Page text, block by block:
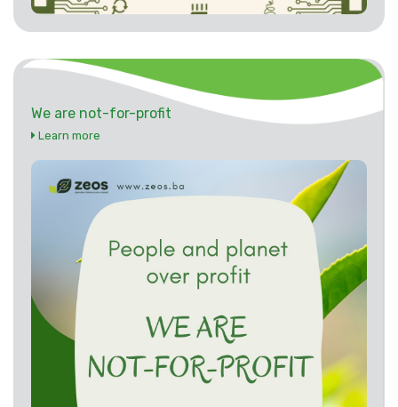
We are not-for-profit
Learn more